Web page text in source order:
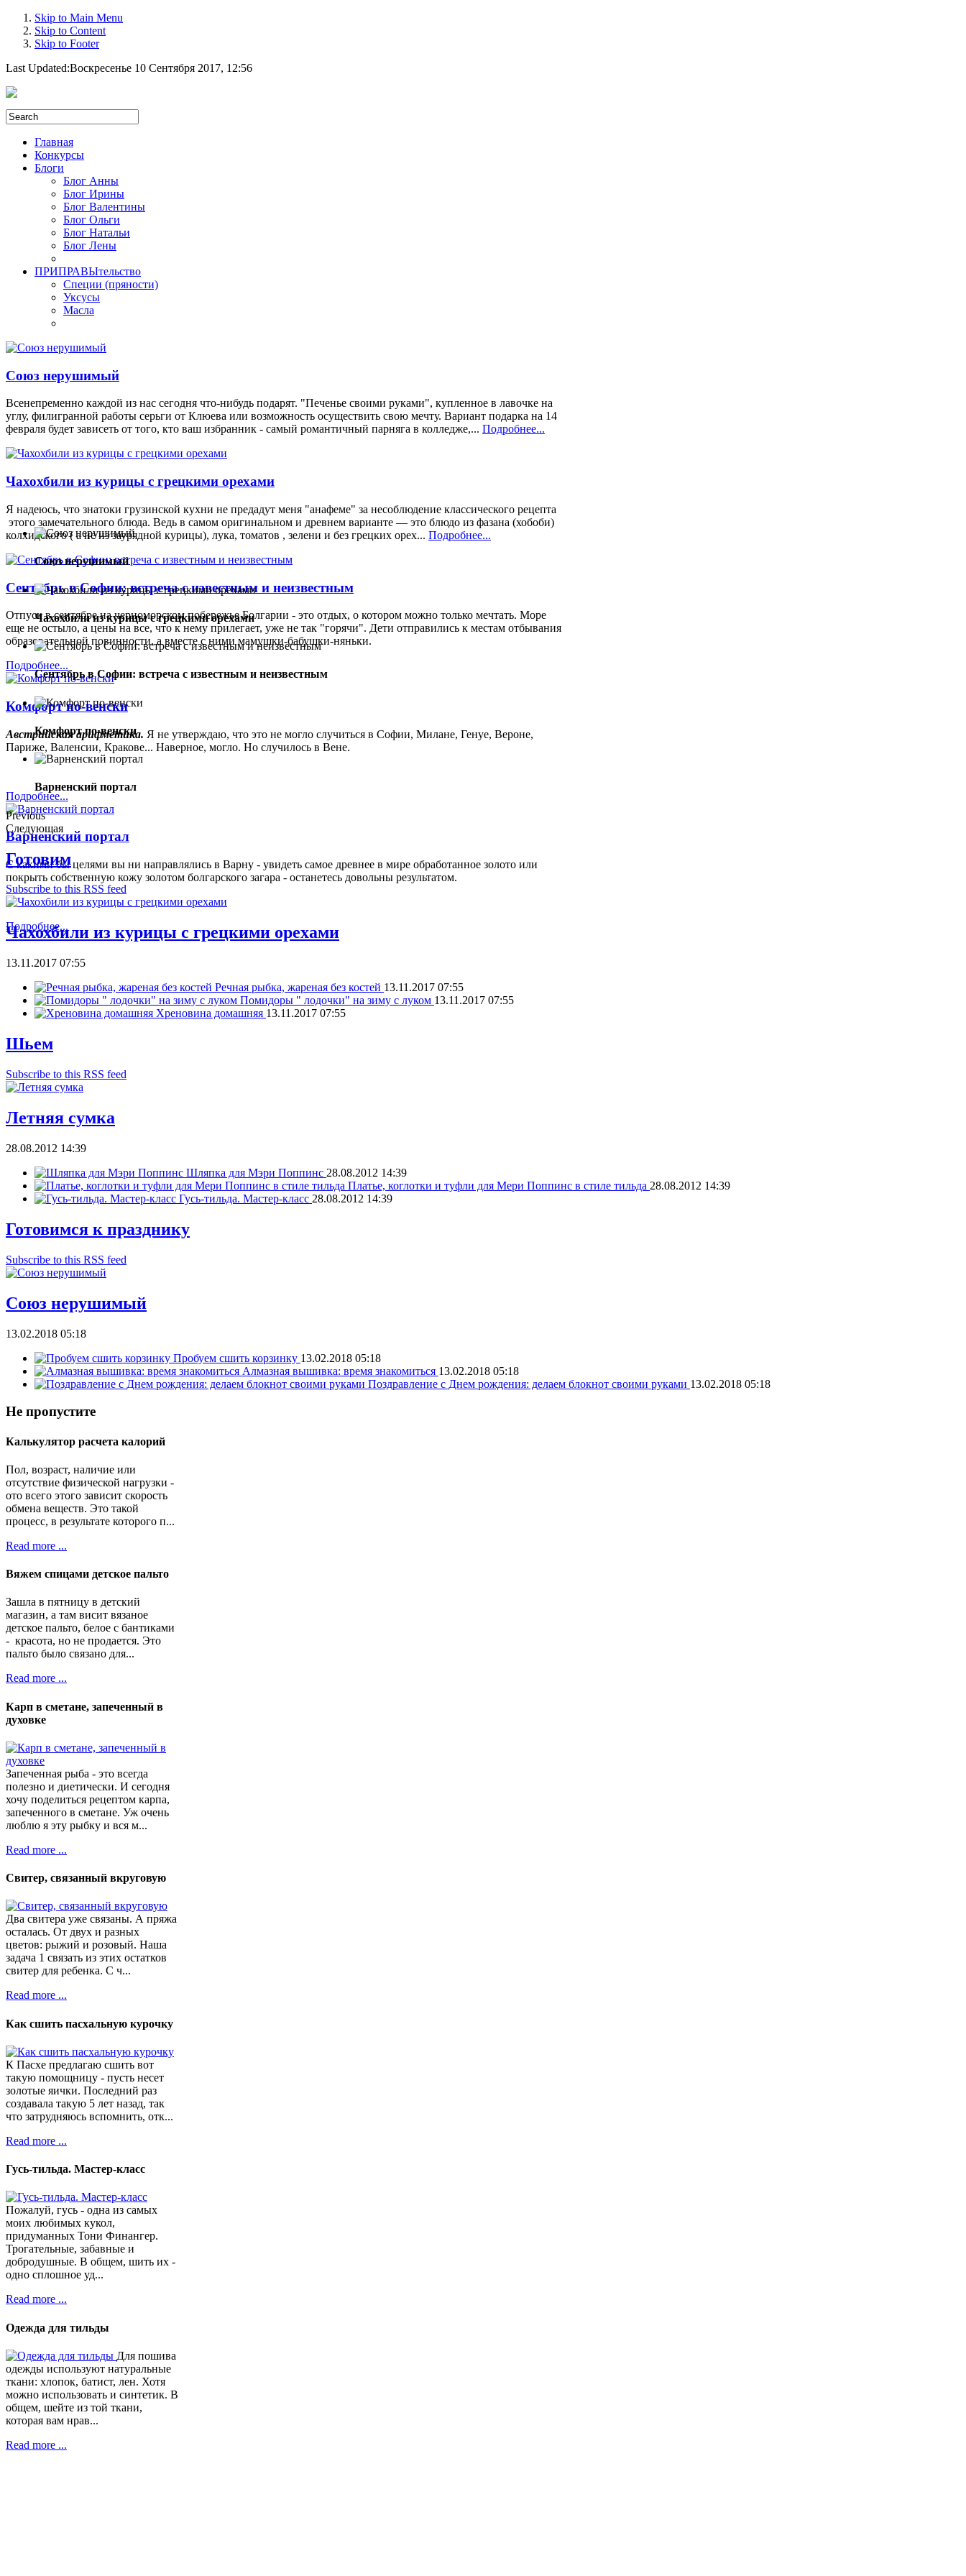
Skip to Main Menu
Skip to Content
Skip to Footer
Last Updated:Воскресенье 10 Сентября 2017, 12:56
Главная
Конкурсы
Блоги
Блог Анны
Блог Ирины
Блог Валентины
Блог Ольги
Блог Натальи
Блог Лены
ПРИПРАВЫтельство
Специи (пряности)
Уксусы
Масла
Союз нерушимый
Всенепременно каждой из нас сегодня что-нибудь подарят. "Печенье своими руками", купленное в лавочке на
углу, филигранной работы серьги от Клюева или возможность осуществить свою мечту. Вариант подарка на 14
февраля будет зависеть от того, кто ваш избранник - самый романтичный парняга в колледже,... Подробнее...
Чахохбили из курицы с грецкими орехами
Я надеюсь, что знатоки грузинской кухни не предадут меня "анафеме" за несоблюдение классического рецепта
этого замечательного блюда. Ведь в самом оригинальном и древнем варианте — это блюдо из фазана (хобоби)
колхидского ( а не из заурядной курицы), лука, томатов , зелени и без грецких орех... Подробнее...
Сентябрь в Софии: встреча с известным и неизвестным
Отпуск в сентябре на черноморском побережье Болгарии - это отдых, о котором можно только мечтать. Море
еще не остыло, а цены на все, что к нему прилегает, уже не так "горячи". Дети отправились к местам отбывания
образовательной повинности, а вместе с ними мамушки-бабушки-няньки.
Подробнее...
Комфорт по-венски
Австрийская арифметика. Я не утверждаю, что это не могло случиться в Софии, Милане, Генуе, Вероне,
Париже, Валенсии, Кракове... Наверное, могло. Но случилось в Вене.
Подробнее...
Варненский портал
С какими бы целями вы ни направлялись в Варну - увидеть самое древнее в мире обработанное золото или
покрыть собственную кожу золотом болгарского загара - останетесь довольны результатом.
Подробнее...
Союз нерушимый
Чахохбили из курицы с грецкими орехами
Сентябрь в Софии: встреча с известным и неизвестным
Комфорт по-венски
Варненский портал
Previous
Следующая
Готовим
Subscribe to this RSS feed
Чахохбили из курицы с грецкими орехами
13.11.2017 07:55
Речная рыбка, жареная без костей 13.11.2017 07:55
Помидоры " лодочки" на зиму с луком 13.11.2017 07:55
Хреновина домашняя 13.11.2017 07:55
Шьем
Subscribe to this RSS feed
Летняя сумка
28.08.2012 14:39
Шляпка для Мэри Поппинс 28.08.2012 14:39
Платье, коглотки и туфли для Мери Поппинс в стиле тильда 28.08.2012 14:39
Гусь-тильда. Мастер-класс 28.08.2012 14:39
Готовимся к празднику
Subscribe to this RSS feed
Союз нерушимый
13.02.2018 05:18
Пробуем сшить корзинку 13.02.2018 05:18
Алмазная вышивка: время знакомиться 13.02.2018 05:18
Поздравление с Днем рождения: делаем блокнот своими руками 13.02.2018 05:18
Не пропустите
Калькулятор расчета калорий
Пол, возраст, наличие или
отсутствие физической нагрузки -
ото всего этого зависит скорость
обмена веществ. Это такой
процесс, в результате которого п...
Read more ...
Вяжем спицами детское пальто
Зашла в пятницу в детский
магазин, а там висит вязаное
детское пальто, белое с бантиками
- красота, но не продается. Это
пальто было связано для...
Read more ...
Карп в сметане, запеченный в
духовке
Запеченная рыба - это всегда
полезно и диетически. И сегодня
хочу поделиться рецептом карпа,
запеченного в сметане. Уж очень
люблю я эту рыбку и вся м...
Read more ...
Свитер, связанный вкруговую
Два свитера уже связаны. А пряжа
осталась. От двух и разных
цветов: рыжий и розовый. Наша
задача 1 связать из этих остатков
свитер для ребенка. С ч...
Read more ...
Как сшить пасхальную курочку
К Пасхе предлагаю сшить вот
такую помощницу - пусть несет
золотые яички. Последний раз
создавала такую 5 лет назад, так
что затрудняюсь вспомнить, отк...
Read more ...
Гусь-тильда. Мастер-класс
Пожалуй, гусь - одна из самых
моих любимых кукол,
придуманных Тони Финангер.
Трогательные, забавные и
добродушные. В общем, шить их -
одно сплошное уд...
Read more ...
Одежда для тильды
Для пошива
одежды используют натуральные
ткани: хлопок, батист, лен. Хотя
можно использовать и синтетик. В
общем, шейте из той ткани,
которая вам нрав...
Read more ...